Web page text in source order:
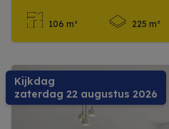
106 m² 225 m²
Kijkdag
zaterdag 22 augustus 2026